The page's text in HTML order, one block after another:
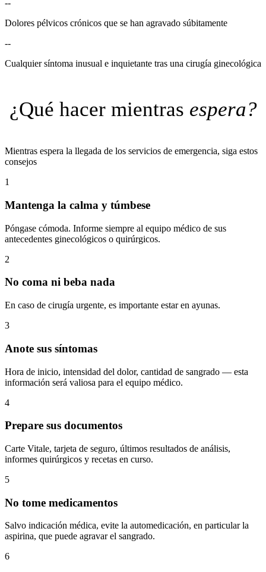
--
Dolores pélvicos crónicos que se han agravado súbitamente
--
Cualquier síntoma inusual e inquietante tras una cirugía ginecológica
¿Qué hacer mientras espera?
Mientras espera la llegada de los servicios de emergencia, siga estos
consejos
1
Mantenga la calma y túmbese
Póngase cómoda. Informe siempre al equipo médico de sus
antecedentes ginecológicos o quirúrgicos.
2
No coma ni beba nada
En caso de cirugía urgente, es importante estar en ayunas.
3
Anote sus síntomas
Hora de inicio, intensidad del dolor, cantidad de sangrado — esta
información será valiosa para el equipo médico.
4
Prepare sus documentos
Carte Vitale, tarjeta de seguro, últimos resultados de análisis,
informes quirúrgicos y recetas en curso.
5
No tome medicamentos
Salvo indicación médica, evite la automedicación, en particular la
aspirina, que puede agravar el sangrado.
6